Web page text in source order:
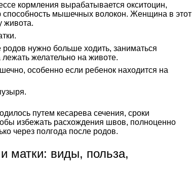
кормления вырабатывается окситоцин,
способность мышечных волокон. Женщина в этот
живота.
родов нужно больше ходить, заниматься
желательно на животе.
особенно если ребенок находится на
путем кесарева сечения, сроки
избежать расхождения швов, полноценно
через полгода после родов.
матки: виды, польза,